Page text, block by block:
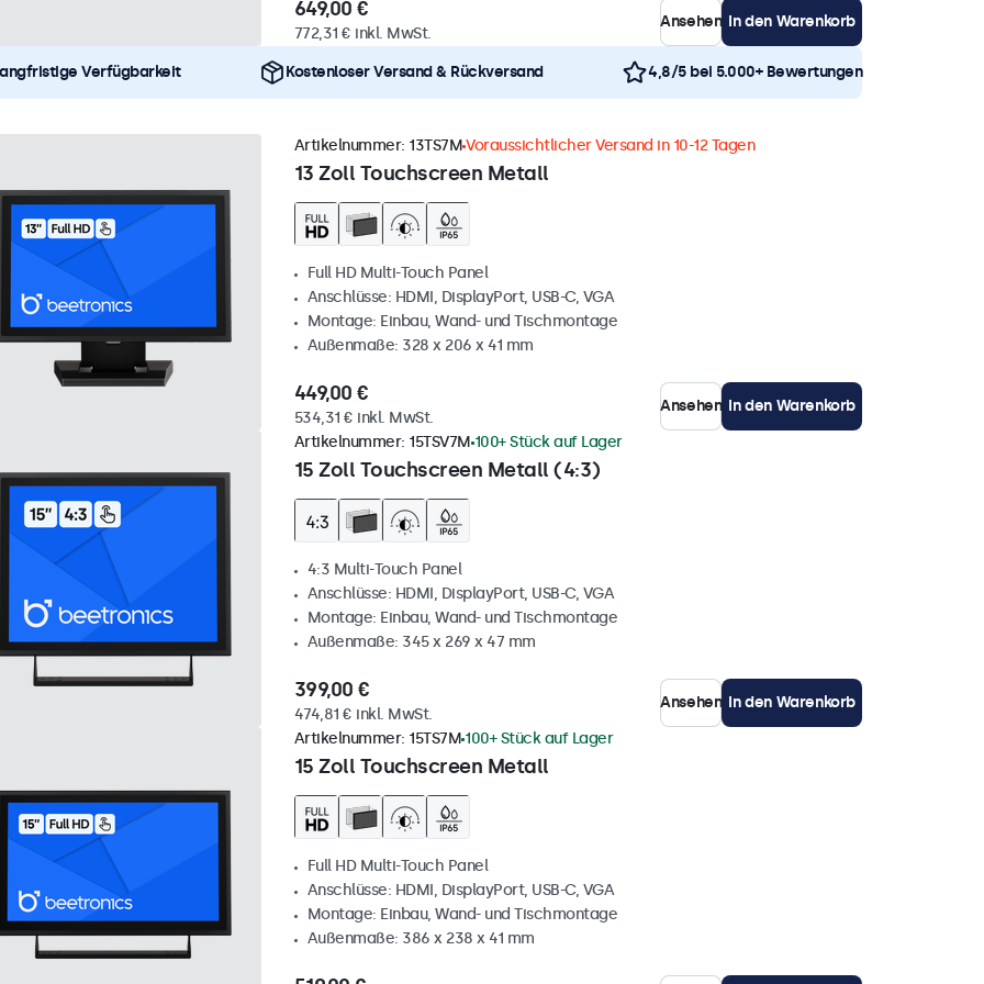
649,00 €
772,31 € inkl. MwSt.
Ansehen In den Warenkorb
Verfügbarkeit Kostenloser Versand & Rückversand 4,8/5 bei 5.000+ Bewertungen
13 Zoll Touchscreen Metall
Artikelnummer: 13TS7MVoraussichtlicher Versand in 10-12 Tagen
Full HD Multi-Touch Panel
Anschlüsse: HDMI, DisplayPort, USB-C, VGA
Montage: Einbau, Wand- und Tischmontage
Außenmaße: 328 x 206 x 41 mm
449,00 €
534,31 € inkl. MwSt.
Ansehen In den Warenkorb
15 Zoll Touchscreen Metall (4:3)
Artikelnummer: 15TSV7M 100+ Stück auf Lager
4:3 Multi-Touch Panel
Anschlüsse: HDMI, DisplayPort, USB-C, VGA
Montage: Einbau, Wand- und Tischmontage
Außenmaße: 345 x 269 x 47 mm
399,00 €
474,81 € inkl. MwSt.
Ansehen In den Warenkorb
15 Zoll Touchscreen Metall
Artikelnummer: 15TS7M 100+ Stück auf Lager
Full HD Multi-Touch Panel
Anschlüsse: HDMI, DisplayPort, USB-C, VGA
Montage: Einbau, Wand- und Tischmontage
Außenmaße: 386 x 238 x 41 mm